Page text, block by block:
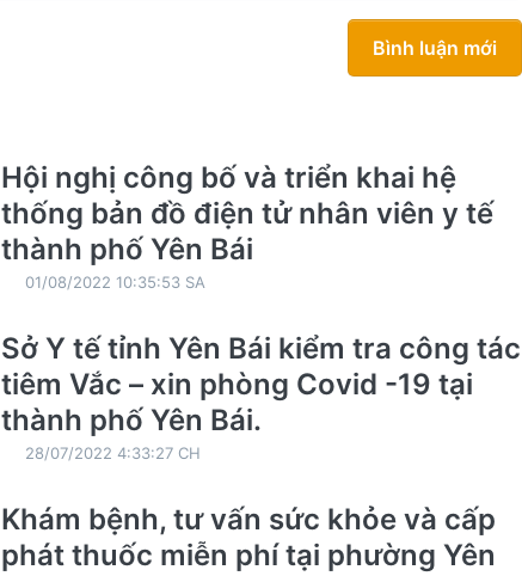
Bình luận mới
Hội nghị công bố và triển khai hệ
thống bản đồ điện tử nhân viên y tế
thành phố Yên Bái
01/08/2022 10:35:53 SA
Sở Y tế tỉnh Yên Bái kiểm tra công tác
tiêm Vắc – xin phòng Covid -19 tại
thành phố Yên Bái.
28/07/2022 4:33:27 CH
Khám bệnh, tư vấn sức khỏe và cấp
phát thuốc miễn phí tại phường Yên